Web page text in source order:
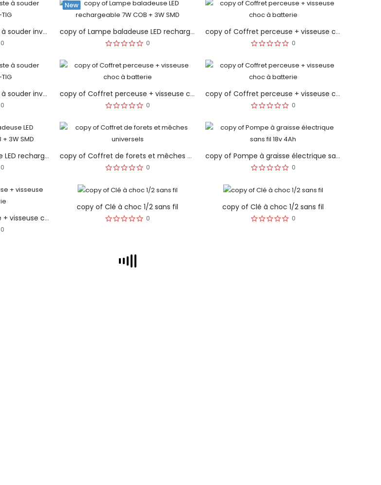
copy of Coffret de poste à souder inverseur MMA-TIG
0
New
copy of Lampe baladeuse LED rechargeable 7W COB + 3W SMD
0
copy of Coffret perceuse + visseuse choc à batterie
0
copy of Coffret de poste à souder inverseur MMA-TIG
0
copy of Coffret perceuse + visseuse choc à batterie
0
copy of Coffret perceuse + visseuse choc à batterie
0
copy of Lampe baladeuse LED rechargeable 7W COB + 3W SMD
0
copy of Coffret de forets et mêches universels
0
copy of Pompe à graisse électrique sans fil 18v 4Ah
0
copy of Coffret perceuse + visseuse choc à batterie
0
copy of Clé à choc 1/2 sans fil
0
copy of Clé à choc 1/2 sans fil
0